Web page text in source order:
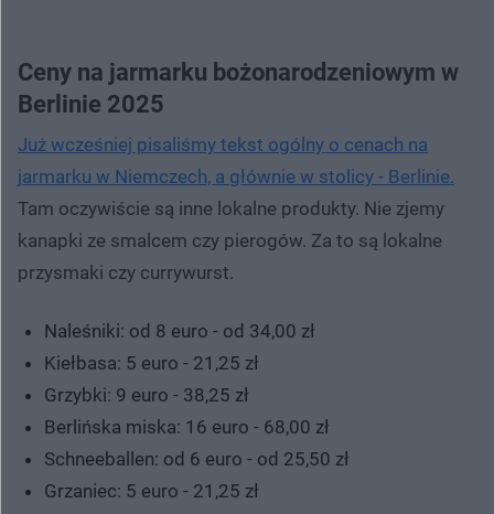
Ceny na jarmarku bożonarodzeniowym w
Berlinie 2025
Już wcześniej pisaliśmy tekst ogólny o cenach na
jarmarku w Niemczech, a głównie w stolicy - Berlinie.
Tam oczywiście są inne lokalne produkty. Nie zjemy
kanapki ze smalcem czy pierogów. Za to są lokalne
przysmaki czy currywurst.
Naleśniki: od 8 euro - od 34,00 zł
Kiełbasa: 5 euro - 21,25 zł
Grzybki: 9 euro - 38,25 zł
Berlińska miska: 16 euro - 68,00 zł
Schneeballen: od 6 euro - od 25,50 zł
Grzaniec: 5 euro - 21,25 zł